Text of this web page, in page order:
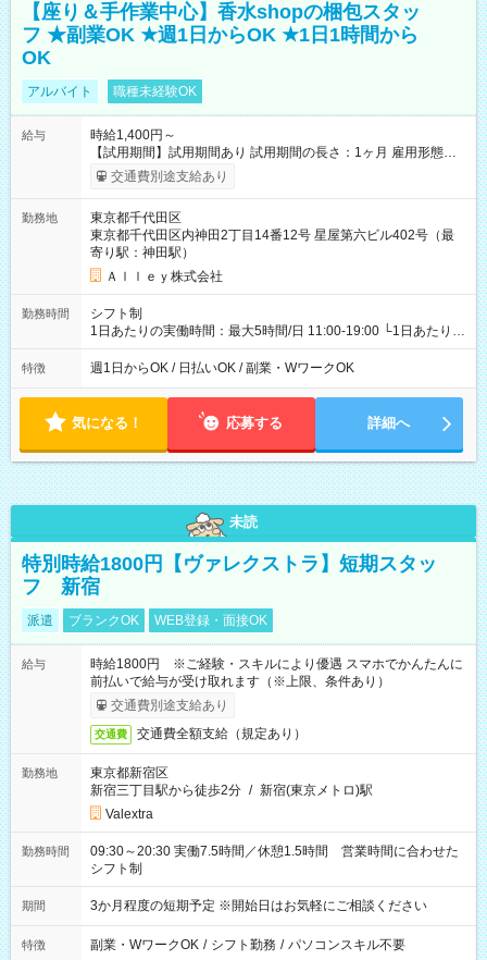
【座り＆手作業中心】香水shopの梱包スタッ
フ ★副業OK ★週1日からOK ★1日1時間から
OK
アルバイト 職種未経験OK
給与
時給1,400円～
【試用期間】試用期間あり 試用期間の長さ：1ヶ月 雇用形態、
給与は本採用時と同じです。
交通費別途支給あり
勤務地
東京都千代田区
東京都千代田区内神田2丁目14番12号 星屋第六ビル402号（最
寄り駅：神田駅）
Ａｌｌｅｙ株式会社
勤務時間
シフト制
1日あたりの実働時間：最大5時間/日 11:00-19:00 └1日あたりの
実働時間：1-5時間 └上記の時間帯内であれば、いつでも勤務可
能！ └平日・土曜日の中で、お好きな曜日でご勤務いただけま
18:00 などのように、自由な働き方が可能なお仕事です！
特徴 週1日からOK / 日払いOK / 副業・WワークOK
気になる！ 応募する 詳細へ
未読
特別時給1800円【ヴァレクストラ】短期スタッ
フ 新宿
派遣 ブランクOK WEB登録・面接OK
給与
時給1800円 ※ご経験・スキルにより優遇 スマホでかんたんに
前払いで給与が受け取れます（※上限、条件あり）
交通費別途支給あり
交通費 交通費全額支給（規定あり）
勤務地
東京都新宿区
新宿三丁目駅から徒歩2分 / 新宿(東京メトロ)駅
Valextra
勤務時間
09:30～20:30 実働7.5時間／休憩1.5時間 営業時間に合わせた
シフト制
期間 3か月程度の短期予定 ※開始日はお気軽にご相談ください
特徴 副業・WワークOK / シフト勤務 / パソコンスキル不要